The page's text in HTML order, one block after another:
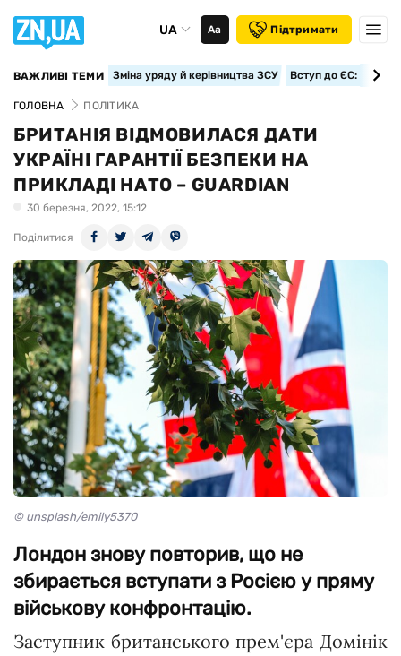
UA Аа Підтримати
ВАЖЛИВІ ТЕМИ Зміна уряду й керівництва ЗСУ Вступ до ЄС:
ГОЛОВНА ПОЛІТИКА
БРИТАНІЯ ВІДМОВИЛАСЯ ДАТИ
УКРАЇНІ ГАРАНТІЇ БЕЗПЕКИ НА
ПРИКЛАДІ НАТО – GUARDIAN
30 березня, 2022, 15:12
Поділитися
© unsplash/emily5370
Лондон знову повторив, що не
збирається вступати з Росією у пряму
військову конфронтацію.
Заступник британського прем'єра Домінік